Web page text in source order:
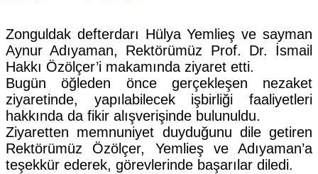
Zonguldak defterdarı Hülya Yemlieş ve sayman
Aynur Adıyaman, Rektörümüz Prof. Dr. İsmail
Hakkı Özölçer’i makamında ziyaret etti.
Bugün öğleden önce gerçekleşen nezaket
ziyaretinde, yapılabilecek işbirliği faaliyetleri
hakkında da fikir alışverişinde bulunuldu.
Ziyaretten memnuniyet duyduğunu dile getiren
Rektörümüz Özölçer, Yemlieş ve Adıyaman’a
teşekkür ederek, görevlerinde başarılar diledi.